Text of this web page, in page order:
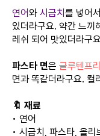
연어와 시금치를 넣어서
있더라구요. 약간 느끼
레쉬 되어 맛있더라구
파스타 면은 글루텐프리
면과 똑같더라구요. 컬
🔖 재료
• 연어
• 시금치, 파스타, 올리